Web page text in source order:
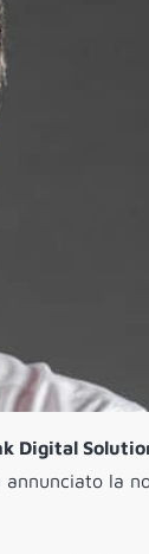
Digital
la